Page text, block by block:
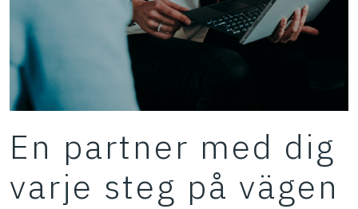
En partner med dig
varje steg på vägen